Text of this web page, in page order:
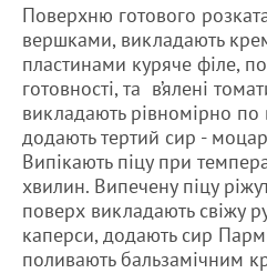
Поверхню готового
вершками, викладають
пластинами куряче філе,
готовності, та в’ялені
викладають рівномірно по
додають тертий сир -
Випікають піцу при
хвилин. Випечену піцу
поверх викладають свіжу
каперси, додають сир
поливають бальзамічним